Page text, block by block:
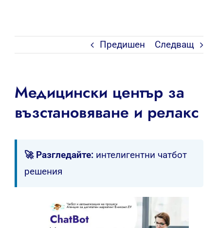
Предишен Следващ
Медицински център за
възстановяване и релакс
🚀 Разгледайте: интелигентни чатбот
решения